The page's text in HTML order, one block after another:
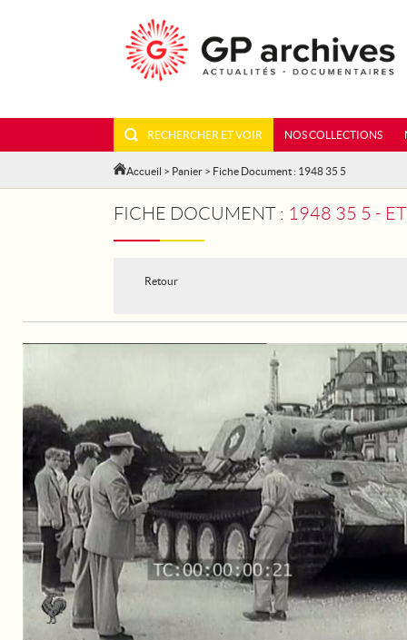
RECHERCHER ET VOIR NOS COLLECTIONS
Accueil > Panier > Fiche Document : 1948 35 5
FICHE DOCUMENT : 1948 35 5 -
Retour